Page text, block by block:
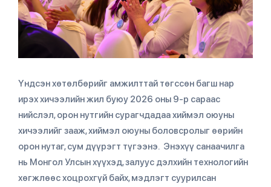
Үндсэн хөтөлбөрийг амжилттай төгссөн багш нар
ирэх хичээлийн жил буюу 2026 оны 9-р сараас
нийслэл, орон нутгийн сурагчдадаа хиймэл оюуны
хичээлийг зааж, хиймэл оюуны боловсролыг өөрийн
орон нутаг, сум дүүрэгт түгээнэ. Энэхүү санаачилга
нь Монгол Улсын хүүхэд, залуус дэлхийн технологийн
хөгжлөөс хоцрохгүй байх, мэдлэгт суурилсан